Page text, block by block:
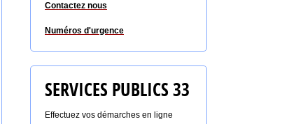
Contactez nous
Numéros d'urgence
SERVICES PUBLICS 33
Effectuez vos démarches en ligne